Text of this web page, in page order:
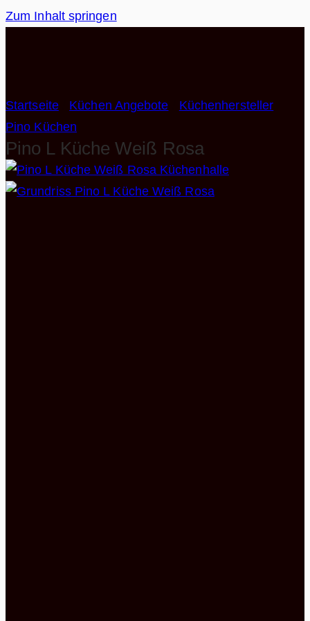
Zum Inhalt springen
Startseite Küchen Angebote Küchenhersteller
Pino Küchen
Pino L Küche Weiß Rosa